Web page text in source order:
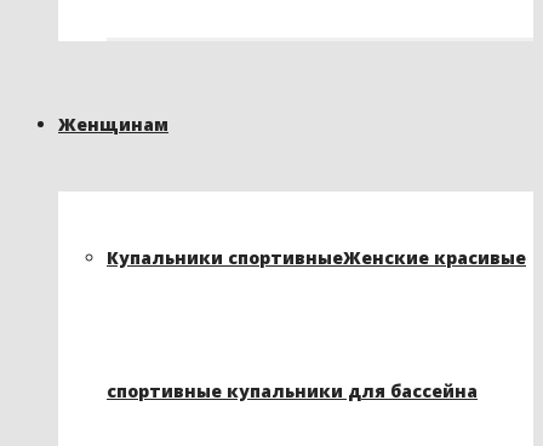
Женщинам
Купальники спортивныеЖенские красивые
спортивные купальники для бассейна